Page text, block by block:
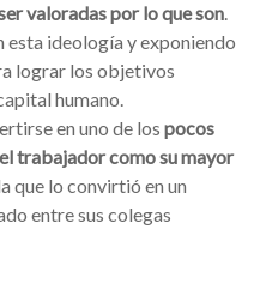
valoradas por lo que son.
ideología y exponiendo
lograr los objetivos
humano.
en uno de los pocos
trabajador como su mayor
que lo convirtió en un
entre sus colegas